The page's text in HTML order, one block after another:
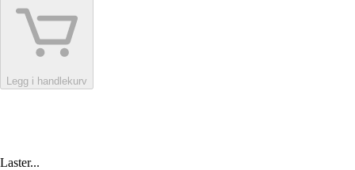
Legg i handlekurv
Laster...